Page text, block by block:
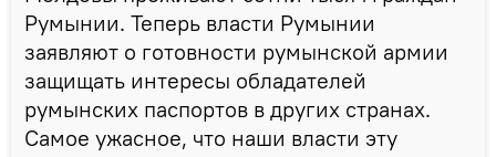
Румынии. Теперь власти Румынии
заявляют о готовности румынской армии
защищать интересы обладателей
румынских паспортов в других странах.
Самое ужасное, что наши власти эту